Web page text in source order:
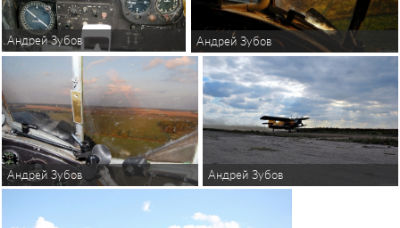
Андрей Зубов Андрей Зубов
Андрей Зубов Андрей Зубов